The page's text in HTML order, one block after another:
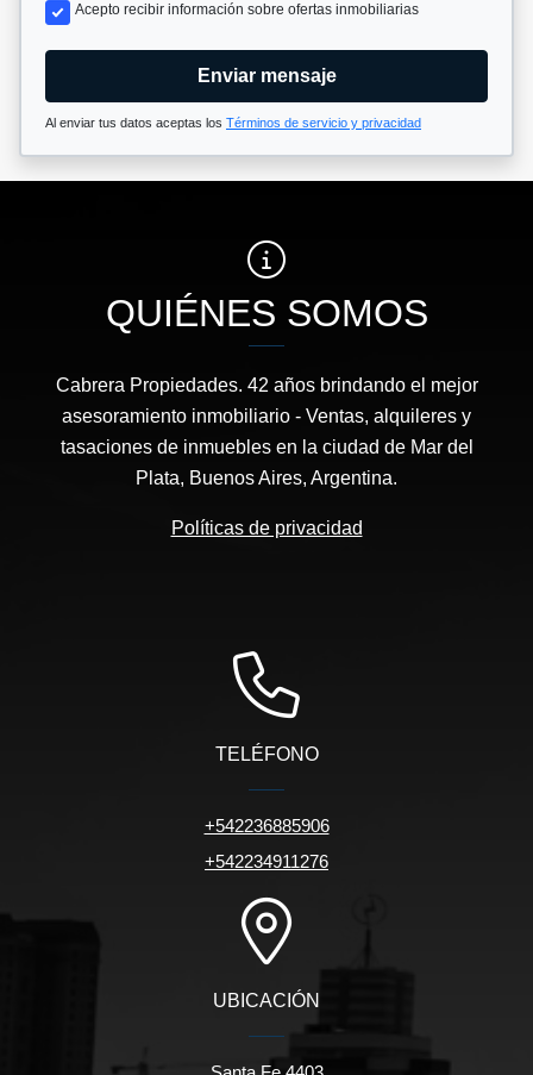
Acepto recibir información sobre ofertas inmobiliarias
Enviar mensaje
Al enviar tus datos aceptas los Términos de servicio y privacidad
QUIÉNES SOMOS
Cabrera Propiedades. 42 años brindando el mejor
asesoramiento inmobiliario - Ventas, alquileres y
tasaciones de inmuebles en la ciudad de Mar del
Plata, Buenos Aires, Argentina.
Políticas de privacidad
TELÉFONO
+542236885906
+542234911276
UBICACIÓN